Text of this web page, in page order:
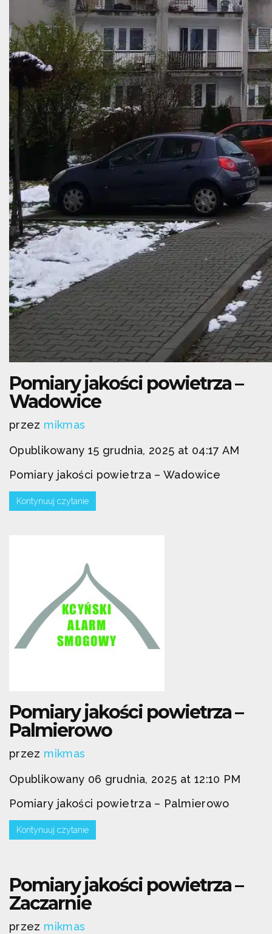
Pomiary jakości powietrza –
Wadowice
przez mikmas
Opublikowany 15 grudnia, 2025 at 04:17 AM
Pomiary jakości powietrza – Wadowice
Kontynuuj czytanie
Pomiary jakości powietrza –
Palmierowo
przez mikmas
Opublikowany 06 grudnia, 2025 at 12:10 PM
Pomiary jakości powietrza – Palmierowo
Kontynuuj czytanie
Pomiary jakości powietrza –
Zaczarnie
przez mikmas